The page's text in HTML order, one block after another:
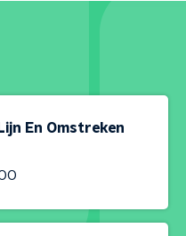
En Omstreken